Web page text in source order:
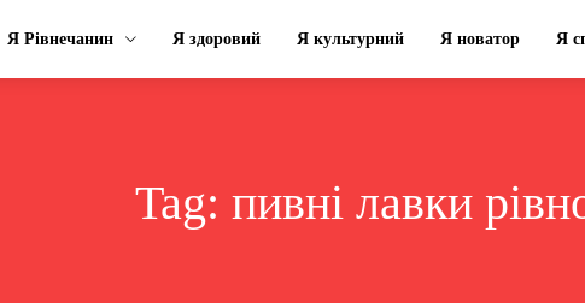
Я Рівнечанин Я здоровий Я культурний Я новатор Я
Tag: пивні лавки